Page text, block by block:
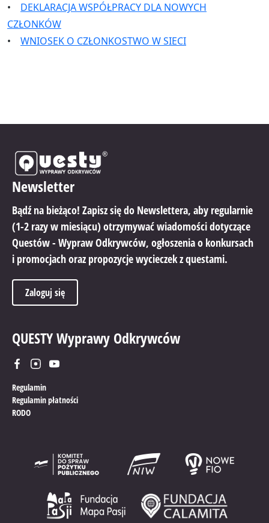
• DEKLARACJA WSPÓŁPRACY DLA NOWYCH
CZŁONKÓW
• WNIOSEK O CZŁONKOSTWO W SIECI
Newsletter
Bądź na bieżąco! Zapisz się do Newslettera, aby regularnie
(1-2 razy w miesiącu) otrzymywać wiadomości dotyczące
Questów - Wypraw Odkrywców, ogłoszenia o konkursach
i promocjach oraz propozycje wycieczek z questami.
Zaloguj się
QUESTY Wyprawy Odkrywców
Regulamin
Regulamin płatności
RODO